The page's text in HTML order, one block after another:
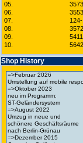
05.
06.
3553
07.
124-
08.
09.
10.
5642
Shop History